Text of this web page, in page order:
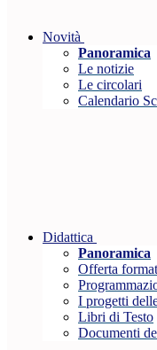
Novità
Panoramica
Le notizie
Le circolari
Calendario
Didattica
Panoramica
Offerta
I progetti
Libri di Testo
Documenti